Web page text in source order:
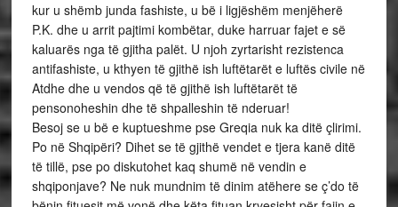
kur u shëmb junda fashiste, u bë i ligjëshëm menjëherë
P.K. dhe u arrit pajtimi kombëtar, duke harruar fajet e së
kaluarës nga të gjitha palët. U njoh zyrtarisht rezistenca
antifashiste, u kthyen të gjithë ish luftëtarët e luftës civile në
Atdhe dhe u vendos që të gjithë ish luftëtarët të
pensonoheshin dhe të shpalleshin të nderuar!
Besoj se u bë e kuptueshme pse Greqia nuk ka ditë çlirimi.
Po në Shqipëri? Dihet se të gjithë vendet e tjera kanë ditë
të tillë, pse po diskutohet kaq shumë në vendin e
shqiponjave? Ne nuk mundnim të dinim atëhere se ç’do të